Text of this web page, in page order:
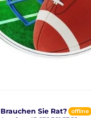
Brauchen Sie Rat? offline